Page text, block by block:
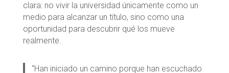
clara: no vivir la universidad únicamente como un
medio para alcanzar un título, sino como una
oportunidad para descubrir qué los mueve
realmente.
“Han iniciado un camino porque han escuchado